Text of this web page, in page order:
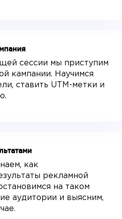
сессии мы приступим
кампании. Научимся
ставить UTM-метки и
как
рекламной
на таком
аудитории и выясним,